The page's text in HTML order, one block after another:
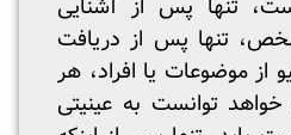
تنها پس از آشنایی
تنها پس از دریافت
از موضوعات یا افراد، هر
خواهد توانست به عینیتی